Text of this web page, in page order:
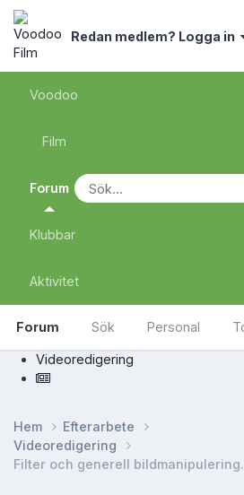
Redan medlem? Logga in
Voodoo
Film
Forum
Forum Sök Personal
Klubbar
Aktivitet
Videoredigering
Hem
Efterarbete
Videoredigering
Filter och generell bildmanipulering.